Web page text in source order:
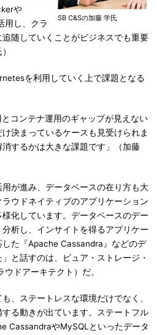
SB C&Sの加藤 学氏
や
用し、クラ
随していくことがビジネスでも重要
を利用していく上で課題となる
コンテナ運用のギャップが見えない
決まっているケースも見受けられま
するかは大きな課題です」（加藤
が進み、データベースの在り方も大
ウドネイティブのアプリケーション
化しています。データベースのデー
析し、インサイトを得るアプリケー
た『Apache Cassandra』などのデ
と話すのは、ピュア・ストレージ・
ドアーキテクト）だ。
、ステートレスな環境だけでなく、
る動きが出ています。ステートフル
CassandraやMySQLといったデータ